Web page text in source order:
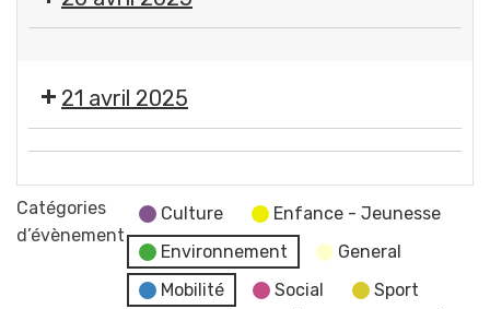
63
et
d'information
Tournage
le
10
Gerzat
Basket
21 avril 2025
🐰
🥚
Chasse
aux
🥚
Chasse
Catégories
d’évènement
Culture
Enfance - Jeunesse
Environnement
General
Mobilité
Social
Sport